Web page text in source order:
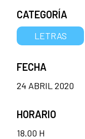
CATEGORÍA
LETRAS
FECHA
24 ABRIL 2020
HORARIO
18.00 H